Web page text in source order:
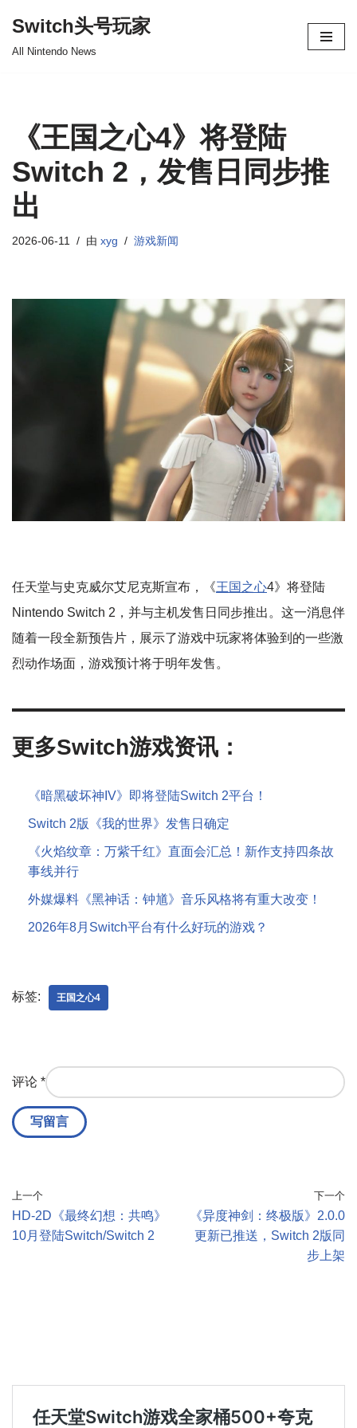
Switch头号玩家
All Nintendo News
《王国之心4》将登陆
Switch 2，发售日同步推
出
2026-06-11 由 xyg 游戏新闻
任天堂与史克威尔艾尼克斯宣布，《王国之心4》将登陆
Nintendo Switch 2，并与主机发售日同步推出。这一消息伴
随着一段全新预告片，展示了游戏中玩家将体验到的一些激
烈动作场面，游戏预计将于明年发售。
更多Switch游戏资讯：
《暗黑破坏神IV》即将登陆Switch 2平台！
Switch 2版《我的世界》发售日确定
《火焰纹章：万紫千红》直面会汇总！新作支持四条故
事线并行
外媒爆料《黑神话：钟馗》音乐风格将有重大改变！
2026年8月Switch平台有什么好玩的游戏？
标签: 王国之心4
评论 *
上一个
HD-2D《最终幻想：共鸣》
10月登陆Switch/Switch 2
下一个
《异度神剑：终极版》2.0.0
更新已推送，Switch 2版同
步上架